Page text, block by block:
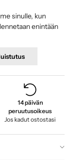
sinulle, kun
enintään
14 päivän
peruutusoikeus
Jos kadut ostostasi